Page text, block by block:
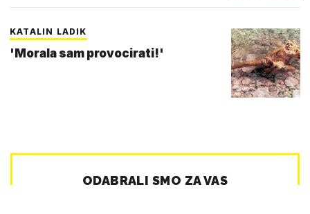
KATALIN LADIK
'Morala sam provocirati!'